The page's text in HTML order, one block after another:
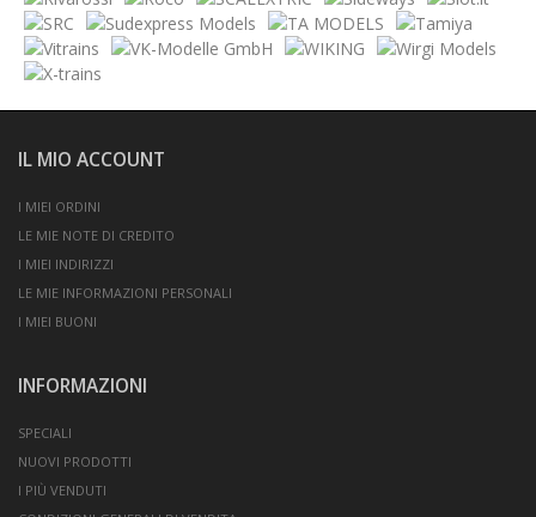
IL MIO ACCOUNT
I MIEI ORDINI
LE MIE NOTE DI CREDITO
I MIEI INDIRIZZI
LE MIE INFORMAZIONI PERSONALI
I MIEI BUONI
INFORMAZIONI
SPECIALI
NUOVI PRODOTTI
I PIÙ VENDUTI